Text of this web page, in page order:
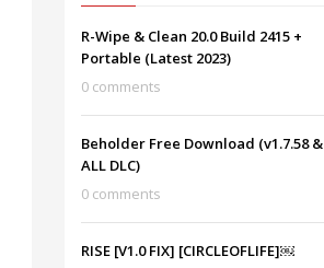
R-Wipe & Clean 20.0 Build 2415 +
Portable (Latest 2023)
0 comments
Beholder Free Download (v1.7.58 &
ALL DLC)
0 comments
RISE [V1.0 FIX] [CIRCLEOFLIFE]￼